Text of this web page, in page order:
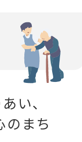
い、
のまち